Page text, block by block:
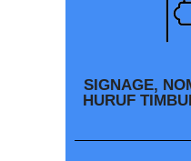
SIGNAGE,
HURUF